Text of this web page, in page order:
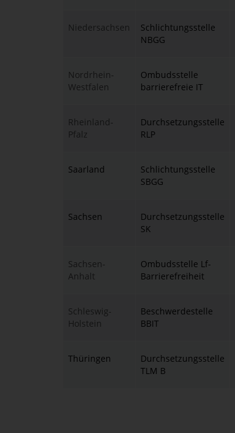
Niedersachsen
Schlichtungsstelle
NBGG
Nordrhein-
Westfalen
Ombudsstelle
barrierefreie IT
Rheinland-
Pfalz
Durchsetzungsstelle
RLP
Saarland
Schlichtungsstelle
SBGG
Sachsen
Durchsetzungsstelle
SK
Sachsen-
Anhalt
Ombudsstelle Lf-
Barrierefreiheit
Schleswig-
Holstein
Beschwerdestelle
BBIT
Thüringen
Durchsetzungsstelle
TLM B